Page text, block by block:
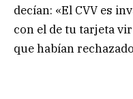
decían: «El CVV es
con el de tu tarjeta
que habían